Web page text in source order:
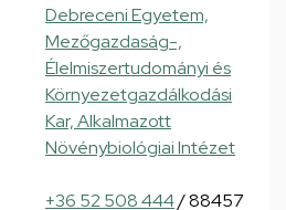
Debreceni Egyetem,
Mezőgazdaság-,
Élelmiszertudományi és
Környezetgazdálkodási
Kar, Alkalmazott
Növénybiológiai Intézet
+36 52 508 444/ 88457